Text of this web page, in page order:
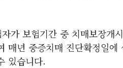
가 보험기간 중 치매보장개
매년 중증치매 진단확정일
있습니다.